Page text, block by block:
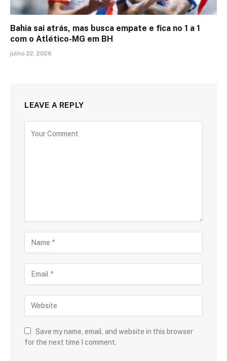
Bahia sai atrás, mas busca empate e fica no 1 a 1
com o Atlético-MG em BH
julho 22, 2026
LEAVE A REPLY
Save my name, email, and website in this browser
for the next time I comment.